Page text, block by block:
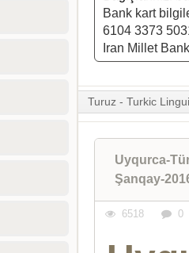
Bank kart
6104 3373
Iran Millet Bank
Turuz - Turkic
Uyqurca-
Şanqay-
6518 0